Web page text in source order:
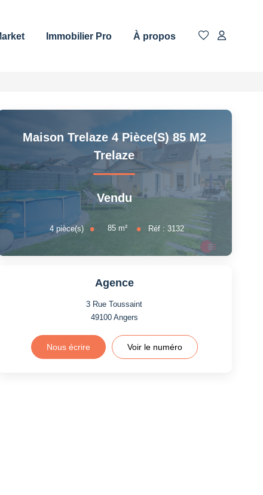
Immobilier Pro À propos
Maison Trelaze 4 Pièce(s) 85 M2
Trelaze
Vendu
4 pièce(s) 85 m² Réf : 3132
Agence
3 Rue Toussaint
49100 Angers
Nous écrire Voir le numéro